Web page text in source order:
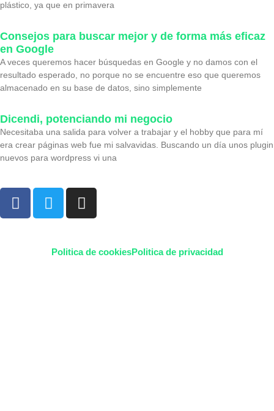
plástico, ya que en primavera
Consejos para buscar mejor y de forma más eficaz
en Google
A veces queremos hacer búsquedas en Google y no damos con el
resultado esperado, no porque no se encuentre eso que queremos
almacenado en su base de datos, sino simplemente
Dicendi, potenciando mi negocio
Necesitaba una salida para volver a trabajar y el hobby que para mí
era crear páginas web fue mi salvavidas. Buscando un día unos plugin
nuevos para wordpress vi una
Politica de cookiesPolitica de privacidad